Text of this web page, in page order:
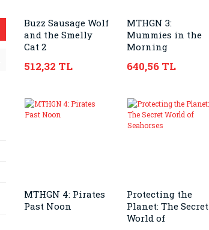
Buzz Sausage Wolf
and the Smelly
Cat 2
512,32 TL
MTHGN 3:
Mummies in the
Morning
640,56 TL
MTHGN 4: Pirates
Past Noon
Protecting the
Planet: The Secret
World of